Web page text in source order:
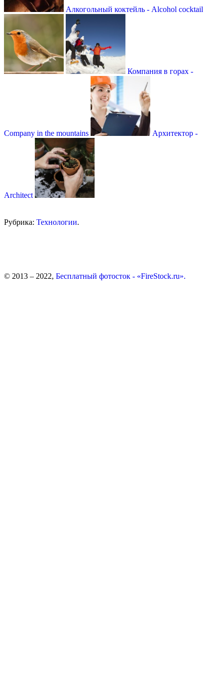
Алкогольный коктейль - Alcohol cocktail
Компания в горах -
Company in the mountains Архитектор -
Architect
Рубрика: Технологии.
© 2013 – 2022, Бесплатный фотосток - «FireStock.ru».